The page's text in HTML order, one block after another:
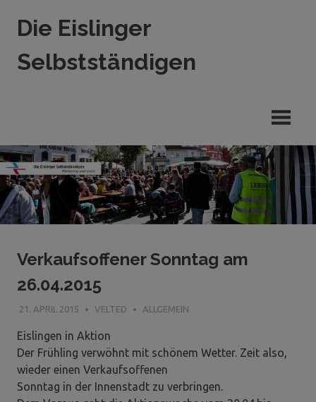
InhaltDie Eislinger
Selbstständigen
in
Hande,
Handwerk
und
Dienstleistung
Verkaufsoffener Sonntag am
26.04.2015
21. APRIL 2015 VELTED ALLGEMEIN
Eislingen in Aktion
Der Frühling verwöhnt mit schönem Wetter. Zeit also,
wieder einen Verkaufsoffenen
Sonntag in der Innenstadt zu verbringen.